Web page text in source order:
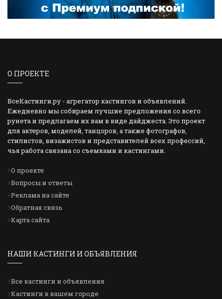
О ПРОЕКТЕ
ВсеКастинги.ру - агрегатор кастингов и объявлений.
Ежедневно мы собираем лучшие предложения со всего
рунета и предлагаем их вам в виде дайджеста. Это проект
для актеров, моделей, танцоров, а также фотографов,
стилистов, визажистов и представителей всех профессий,
чья работа связана со съемками и кастингами.
О проекте
Вопросы и ответы
Реклама на сайте
Обратная связь
Карта сайта
НАШИ КАСТИНГИ И ОБЪЯВЛЕНИЯ
Все кастинги и объявления
Кастинги в вашем городе